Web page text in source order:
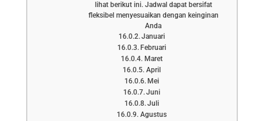
lihat berikut ini. Jadwal dapat bersifat
fleksibel menyesuaikan dengan keinginan
Anda
Januari
Februari
Maret
April
Mei
Juni
Juli
Agustus